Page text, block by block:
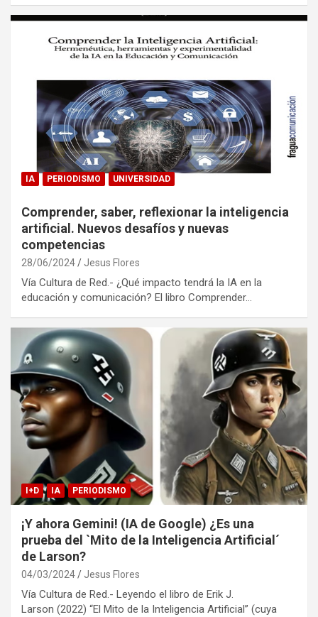
IA PERIODISMO UNIVERSIDAD
Comprender, saber, reflexionar la inteligencia
artificial. Nuevos desafíos y nuevas
competencias
28/06/2024 Jesus Flores
Vía Cultura de Red.- ¿Qué impacto tendrá la IA en la
educación y comunicación? El libro Comprender…
I+D IA PERIODISMO
¡Y ahora Gemini! (IA de Google) ¿Es una
prueba del `Mito de la Inteligencia Artificial´
de Larson?
04/03/2024 Jesus Flores
Vía Cultura de Red.- Leyendo el libro de Erik J.
Larson (2022) “El Mito de la Inteligencia Artificial” (cuya